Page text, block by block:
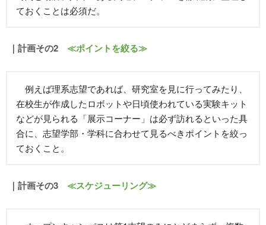
ておくことは必須だ。
｜計画その2 ≪ポイントを絞る≫
例えば理系志望であれば、研究室を見に行ってみたり、
在校生が作成したロボットや日頃使われている実験キット
などが見られる「展示コーナー」は必ず訪れるといった具
合に、志望学部・学科に合わせて見るべきポイントを絞っ
ておくこと。
｜計画その3 ≪スケジューリング≫